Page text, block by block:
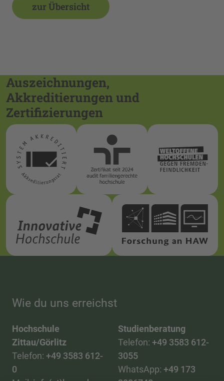
zur Übersicht
Auszeichnungen,
Akkreditierungen und
Zertifizierungen
Wie du uns erreichst
Hochschule
Zittau/Görlitz
Telefon: +49 3583 612-
0
Studienberatung
Telefon: +49 3583 612-
3055
WhatsApp: +49 173